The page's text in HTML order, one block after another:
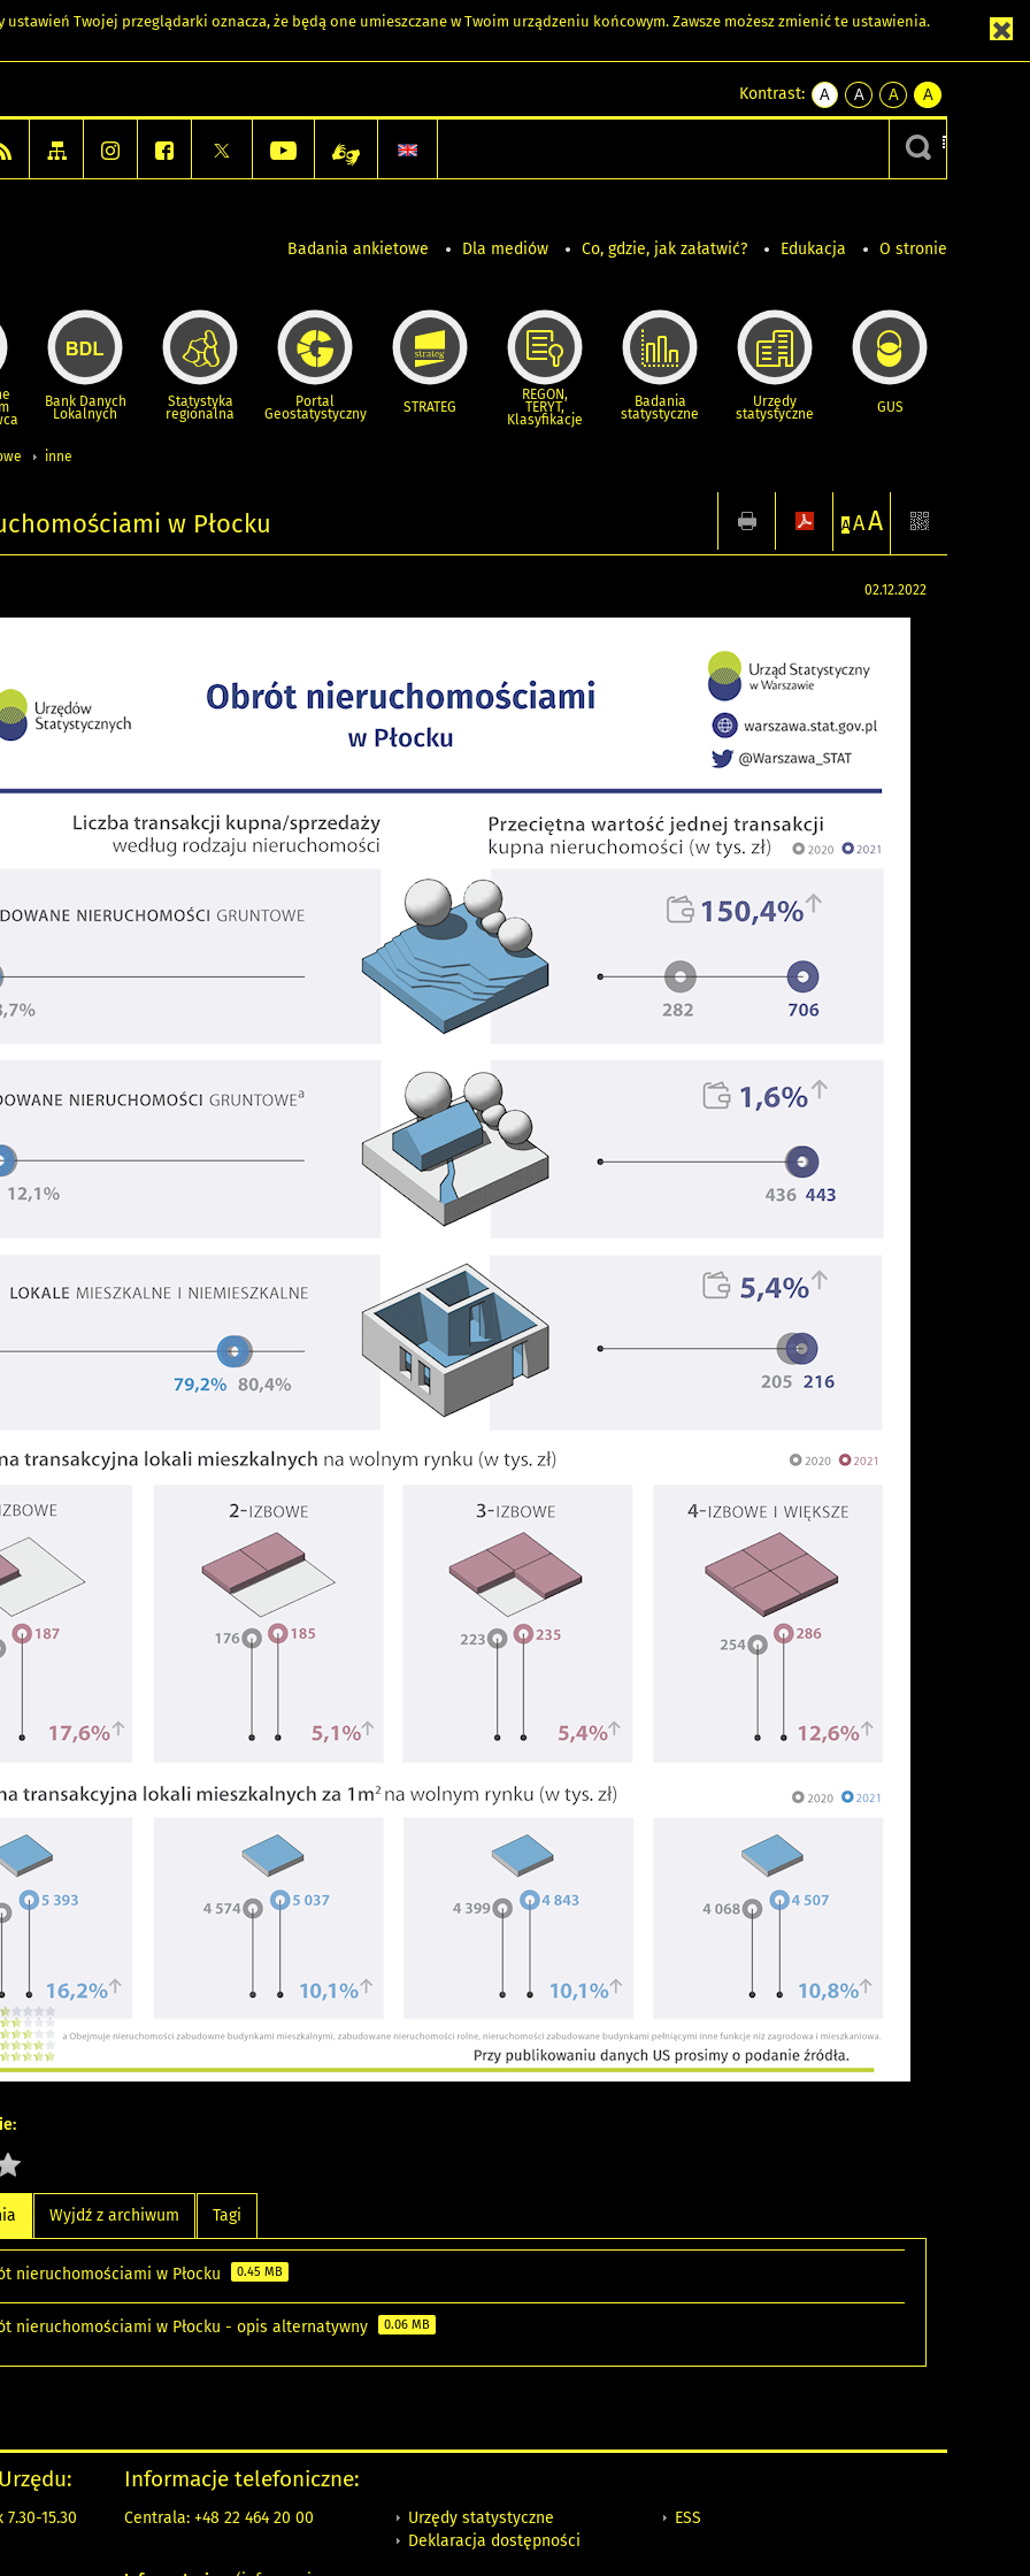
Twojej przeglądarki oznacza, że będą one umieszczane w Twoim urządzeniu końcowym. Zawsze możesz zmienić te ustawienia.
Kontrast:
A
kontrast
A
kontrast
czarnym
A
kontrast
żółty
tekst
czarnym
A
kontrast
czarny
tekst
żółtym
Badania ankietowe Dla mediów Co, gdzie, jak załatwić? Edukacja O stronie
Bank Danych
Lokalnych
Statystyka
regionalna
Portal
Geostatystyczny STRATEG
REGON,
TERYT,
Klasyfikacje
Badania
statystyczne
Urzędy
statystyczne GUS
inne
w Płocku A AA
02.12.2022
Wyjdź z archiwum Tagi
nieruchomościami w Płocku 0.45 MB
nieruchomościami w Płocku - opis alternatywny 0.06 MB
15.30
Informacje telefoniczne:
Centrala: +48 22 464 20 00
Urzędy statystyczne
Deklaracja dostępności
ESS